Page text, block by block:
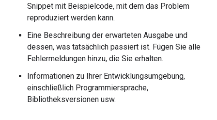
Snippet mit Beispielcode, mit dem das Problem
reproduziert werden kann.
Eine Beschreibung der erwarteten Ausgabe und
dessen, was tatsächlich passiert ist. Fügen Sie alle
Fehlermeldungen hinzu, die Sie erhalten.
Informationen zu Ihrer Entwicklungsumgebung,
einschließlich Programmiersprache,
Bibliotheksversionen usw.